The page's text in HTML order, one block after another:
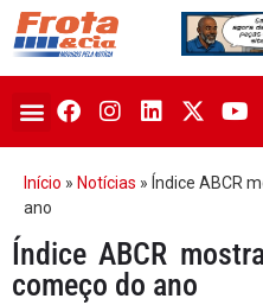
Início » Notícias » Índice ABCR
ano
Índice ABCR
começo do ano